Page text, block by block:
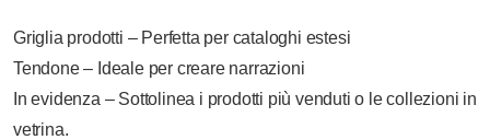
Griglia prodotti – Perfetta per cataloghi estesi
Tendone – Ideale per creare narrazioni
In evidenza – Sottolinea i prodotti più venduti o le collezioni in
vetrina.